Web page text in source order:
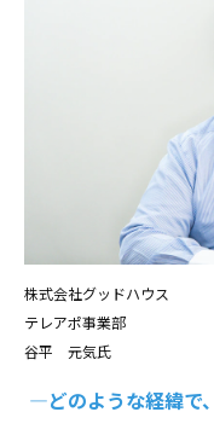
株式会社グッドハウス
テレアポ事業部
谷平 元気氏
―どのような経緯で